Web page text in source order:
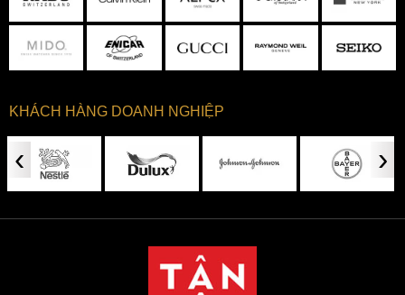
KHÁCH HÀNG DOANH NGHIỆP
‹ ›